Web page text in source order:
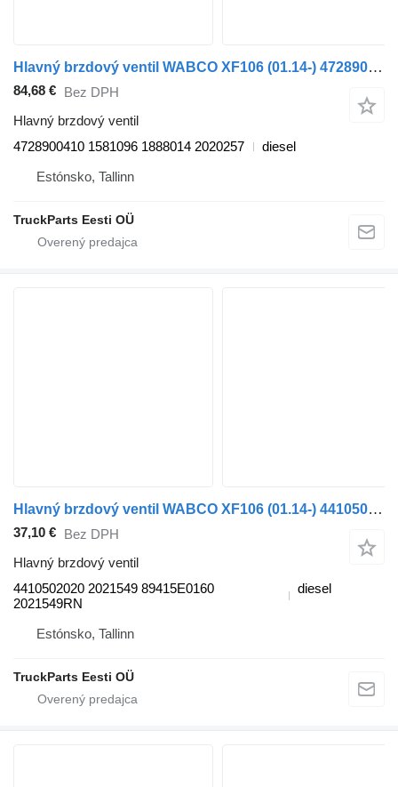
Hlavný brzdový ventil WABCO XF106 (01.14-) 4728900410 na ťahača DAF XF106 (2014-)
84,68 € Bez DPH
Hlavný brzdový ventil
4728900410 1581096 1888014 2020257
diesel
Estónsko, Tallinn
TruckParts Eesti OÜ
Hlavný brzdový ventil WABCO XF106 (01.14-) 4410502020 na ťahača DAF XF106 (2014-)
37,10 € Bez DPH
Hlavný brzdový ventil
4410502020 2021549 89415E0160
2021549RN
diesel
Estónsko, Tallinn
TruckParts Eesti OÜ